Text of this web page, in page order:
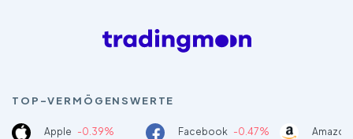
TOP-VERMÖGENSWERTE
Apple -0.39% Facebook -0.47%